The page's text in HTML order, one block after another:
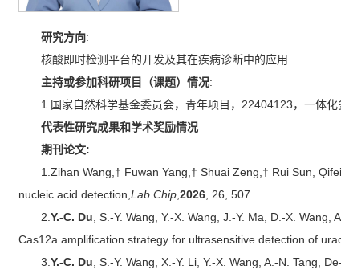
研究方向:
核酸即时检测平台的开发及其在疾病诊断中的应用
主持或参加科研项目（课题）情况:
1.国家自然科学基金委员会，青年项目，22404123，一体
代表性研究成果和学术奖励情况
期刊论文:
1.Zihan Wang,† Fuwan Yang,† Shuai Zeng,† Rui Sun,
nucleic acid detection,Lab Chip,2026, 26, 507.
2.Y.-C. Du, S.-Y. Wang, Y.-X. Wang, J.-Y. Ma, D.-X.
Cas12a amplification strategy for ultrasensitive detection of
3.Y.-C. Du, S.-Y. Wang, X.-Y. Li, Y.-X. Wang, A.-N. Tang,